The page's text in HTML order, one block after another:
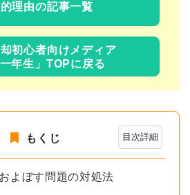
理由の記事一覧
初心者向けメディア
一年生」TOPに戻る
目次詳細
もくじ
よぼす問題の対処法